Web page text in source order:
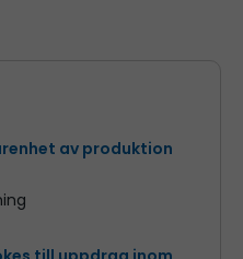
av produktion